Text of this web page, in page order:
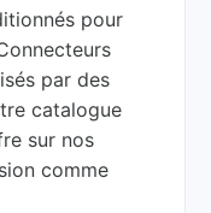
pour
par des
catalogue
sur nos
comme